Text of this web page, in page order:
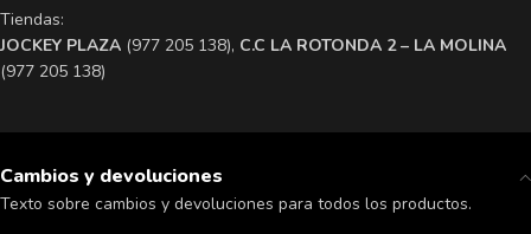
Tiendas:
​JOCKEY PLAZA (977 205 138), ​C.C LA ROTONDA 2 – LA MOLINA
(977 205 138)
Cambios y devoluciones
Texto sobre cambios y devoluciones para todos los productos.